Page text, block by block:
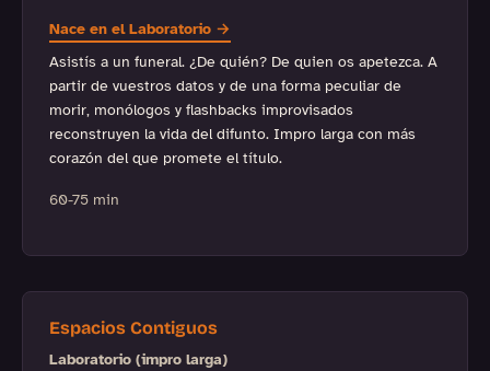
Nace en el Laboratorio →
Asistís a un funeral. ¿De quién? De quien os apetezca. A
partir de vuestros datos y de una forma peculiar de
morir, monólogos y flashbacks improvisados
reconstruyen la vida del difunto. Impro larga con más
corazón del que promete el título.
60-75 min
Espacios Contiguos
Laboratorio (impro larga)